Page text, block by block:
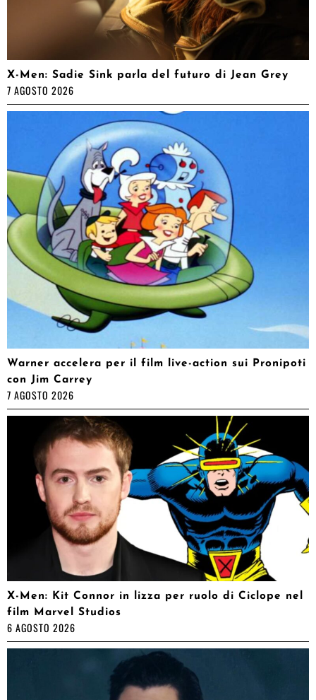
X-Men: Sadie Sink parla del futuro di Jean Grey
7 AGOSTO 2026
Warner accelera per il film live-action sui Pronipoti
con Jim Carrey
7 AGOSTO 2026
X-Men: Kit Connor in lizza per ruolo di Ciclope nel
film Marvel Studios
6 AGOSTO 2026